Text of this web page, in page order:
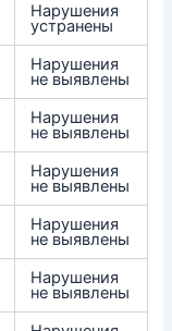
Нарушения
устранены
Нарушения
не выявлены
Нарушения
не выявлены
Нарушения
не выявлены
Нарушения
не выявлены
Нарушения
не выявлены